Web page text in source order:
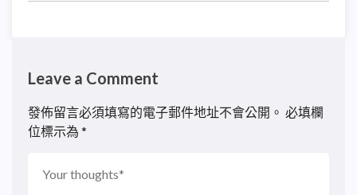
Leave a Comment
發佈留言必須填寫的電子郵件地址不會公開。 必填欄
位標示為 *